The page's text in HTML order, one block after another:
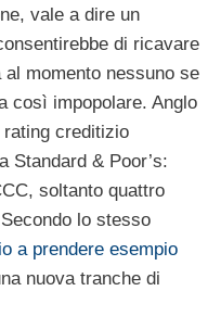
vale a dire un
di ricavare
momento nessuno se
così impopolare. Anglo
creditizio
Standard & Poor’s:
soltanto quattro
lo stesso
a prendere esempio
nuova tranche di